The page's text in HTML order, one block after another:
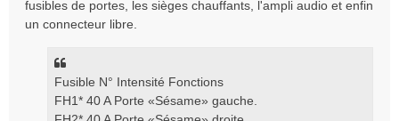
g
e
fusibles de portes, les sièges chauffants, l'ampli audio et enfin
un connecteur libre.
Fusible N° Intensité Fonctions
FH1* 40 A Porte «Sésame» gauche.